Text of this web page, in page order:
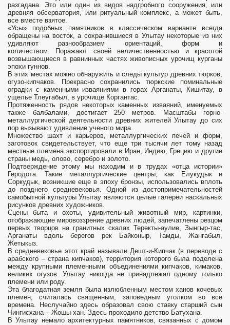
разгадана. Это или один из видов надгробного сооружения, или
древняя обсерватория, или ритуальный комплекс, а может быть,
все вместе взятое.
«Усы» подобных памятников в классическом варианте всегда
обращены на восток, а сохранившиеся в Улытау некоторые из них
удивляют разнообразием ориентаций, форм и
количеством. Поражают своей величественностью и красотой
возвышающиеся в равнинных частях живописных урочищ курганы
эпохи гуннов.
В этих местах можно обнаружить и следы культур древних тюрков,
огузо-кипчаков. Прекрасно сохранились тюркские поминальные
оградки с каменными изваяниями в горах Арганаты, Кишитау, в
ущелье Тлеугабыл, в урочище Коргантас.
Протяженность рядов некоторых каменных изваяний, именуемых
также балбалами, достигает 250 метров. Масштабы горно-
металлургической деятельности древних жителей Улытау до сих
пор вызывают удивление ученого мира.
Множество шахт и карьеров, металлургических печей и форм,
заготовок свидетельствует, что еще три тысячи лет тому назад
местные племена экспортировали в Иран, Индию, Грецию и другие
страны медь, олово, серебро и золото.
Подтверждение этому мы находим и в трудах «отца истории»
Геродота. Такие металлургические центры, как Елукудык и
Соркудык, возникшие еще в эпоху бронзы, использовались вплоть
до позднего средневековья. Одной из достопримечательностей
самобытной культуры Улытау являются целые галереи наскальных
рисунков древних художников.
Сцены быта и охоты, удивительный животный мир, картинки,
отображающие мировоззрение древних людей, запечатлены резцом
первых творцов на гранитных скалах Теректы-аулие, Зынгыр-тас,
Арганаты вдоль берегов рек Байконыр, Тамды, Жангабыл,
Жетыкыз.
В средневековье этот край называли Дешт-и-Кипчак (в переводе с
арабского – страна кипчаков), территория которого была поделена
между крупными племенными объединениями кипчаков, кимаков,
великих огузов. Улытау никогда не принадлежал одному только
племени или роду.
Эта благодатная земля была излюбленным местом ханов кочевых
племен, считалась священным, заповедным уголком во все
времена. Неслучайно здесь образовал свою ставку старший сын
Чингисхана – Жошы хан. Здесь проходило детство Батухана.
В Улытау немало архитектурных памятников, связанных с домом